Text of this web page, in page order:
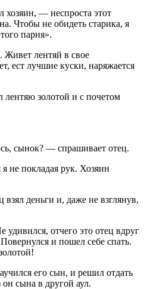
— неспроста этот
Чтобы не обидеть старика, я
парня».
Живет лентяй в свое
ест лучшие куски, наряжается
лентяю золотой и с почетом
сынок? — спрашивает отец.
не покладая рук. Хозяин
деньги и, даже не взглянув,
удивился, отчего это отец вдруг
и пошел себе спать.
его сын, и решил отдать
он сына в другой аул.